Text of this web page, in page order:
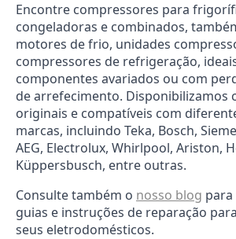
Encontre compressores para
congeladoras e combinados,
motores de frio, unidades
compressores de refrigeração,
componentes avariados ou com
de arrefecimento. Disponibilizamos
originais e compatíveis com
marcas, incluindo Teka, Bosch,
AEG, Electrolux, Whirlpool, Ariston,
Küppersbusch, entre outras.
Consulte também o nosso blog
guias e instruções de reparação
seus eletrodomésticos.